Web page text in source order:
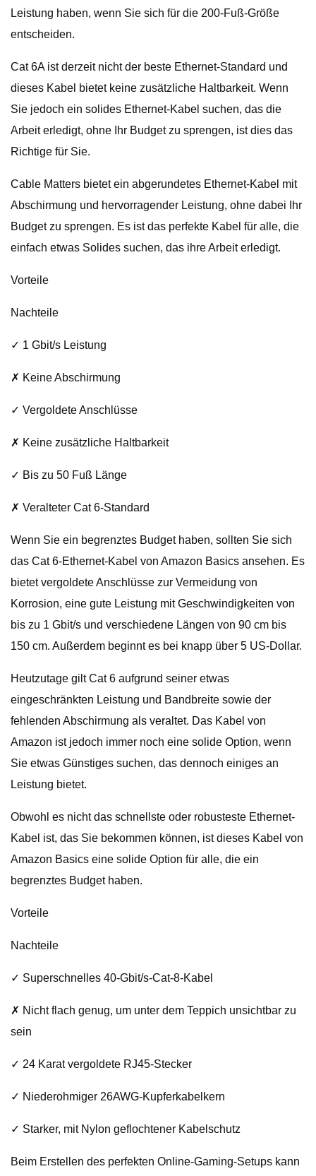
Leistung haben, wenn Sie sich für die 200-Fuß-Größe
entscheiden.
Cat 6A ist derzeit nicht der beste Ethernet-Standard und
dieses Kabel bietet keine zusätzliche Haltbarkeit. Wenn
Sie jedoch ein solides Ethernet-Kabel suchen, das die
Arbeit erledigt, ohne Ihr Budget zu sprengen, ist dies das
Richtige für Sie.
Cable Matters bietet ein abgerundetes Ethernet-Kabel mit
Abschirmung und hervorragender Leistung, ohne dabei Ihr
Budget zu sprengen. Es ist das perfekte Kabel für alle, die
einfach etwas Solides suchen, das ihre Arbeit erledigt.
Vorteile
Nachteile
✓ 1 Gbit/s Leistung
✗ Keine Abschirmung
✓ Vergoldete Anschlüsse
✗ Keine zusätzliche Haltbarkeit
✓ Bis zu 50 Fuß Länge
✗ Veralteter Cat 6-Standard
Wenn Sie ein begrenztes Budget haben, sollten Sie sich
das Cat 6-Ethernet-Kabel von Amazon Basics ansehen. Es
bietet vergoldete Anschlüsse zur Vermeidung von
Korrosion, eine gute Leistung mit Geschwindigkeiten von
bis zu 1 Gbit/s und verschiedene Längen von 90 cm bis
150 cm. Außerdem beginnt es bei knapp über 5 US-Dollar.
Heutzutage gilt Cat 6 aufgrund seiner etwas
eingeschränkten Leistung und Bandbreite sowie der
fehlenden Abschirmung als veraltet. Das Kabel von
Amazon ist jedoch immer noch eine solide Option, wenn
Sie etwas Günstiges suchen, das dennoch einiges an
Leistung bietet.
Obwohl es nicht das schnellste oder robusteste Ethernet-
Kabel ist, das Sie bekommen können, ist dieses Kabel von
Amazon Basics eine solide Option für alle, die ein
begrenztes Budget haben.
Vorteile
Nachteile
✓ Superschnelles 40-Gbit/s-Cat-8-Kabel
✗ Nicht flach genug, um unter dem Teppich unsichtbar zu
sein
✓ 24 Karat vergoldete RJ45-Stecker
✓ Niederohmiger 26AWG-Kupferkabelkern
✓ Starker, mit Nylon geflochtener Kabelschutz
Beim Erstellen des perfekten Online-Gaming-Setups kann